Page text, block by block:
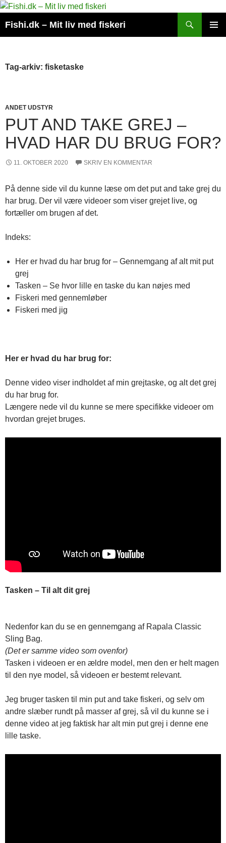
Hop
indhold
Fishi.dk – Mit liv med fiskeri
Tag-arkiv: fisketaske
ANDET UDSTYR
PUT AND TAKE GREJ –
HVAD HAR DU BRUG FOR?
11. OKTOBER 2020 SKRIV EN KOMMENTAR
På denne side vil du kunne læse om det put and take grej du
har brug. Der vil være videoer som viser grejet live, og
fortæller om brugen af det.
Indeks:
Her er hvad du har brug for – Gennemgang af alt mit put
grej
Tasken – Se hvor lille en taske du kan nøjes med
Fiskeri med gennemløber
Fiskeri med jig
Her er hvad du har brug for:
Denne video viser indholdet af min grejtaske, og alt det grej
du har brug for.
Længere nede vil du kunne se mere specifikke videoer om
hvordan grejet bruges.
Tasken – Til alt dit grej
Nedenfor kan du se en gennemgang af Rapala Classic
Sling Bag.
(Det er samme video som ovenfor)
Tasken i videoen er en ældre model, men den er helt magen
til den nye model, så videoen er bestemt relevant.
Jeg bruger tasken til min put and take fiskeri, og selv om
andre slæber rundt på masser af grej, så vil du kunne se i
denne video at jeg faktisk har alt min put grej i denne ene
lille taske.